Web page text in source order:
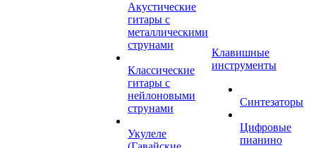
Акустические
гитары с
металлическими
струнами
Классические
гитары с
нейлоновыми
струнами
Укулеле
Клавишные
инструменты
Синтезаторы
Цифровые
пианино